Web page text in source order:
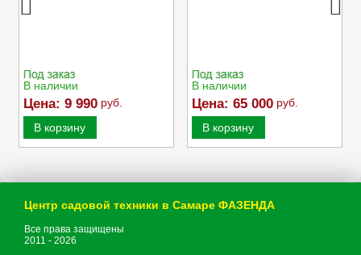
В наличии
Цена: 9 990 руб.
В корзину
В наличии
Цена: 65 000 руб.
В корзину
Центр садовой техники в Самаре ФАЗЕНДА
Все права защищены
2011 - 2026